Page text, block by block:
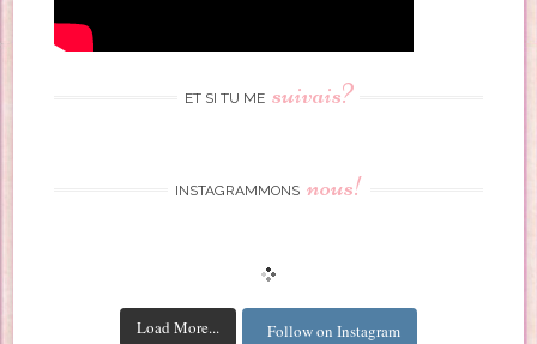
ET SI TU ME suivais?
INSTAGRAMMONS nous!
Load More... Follow on Instagram